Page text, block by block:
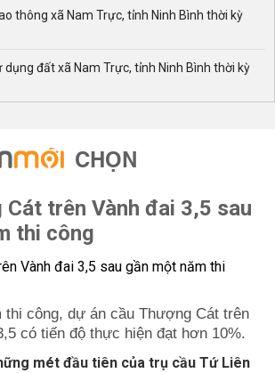
thông xã Nam Trực, tỉnh Ninh Bình thời kỳ
dụng đất xã Nam Trực, tỉnh Ninh Bình thời kỳ
CHỌN
Cát trên Vành đai 3,5 sau
thi công
thi công, dự án cầu Thượng Cát trên
có tiến độ thực hiện đạt hơn 10%.
mét đầu tiên của trụ cầu Tứ Liên